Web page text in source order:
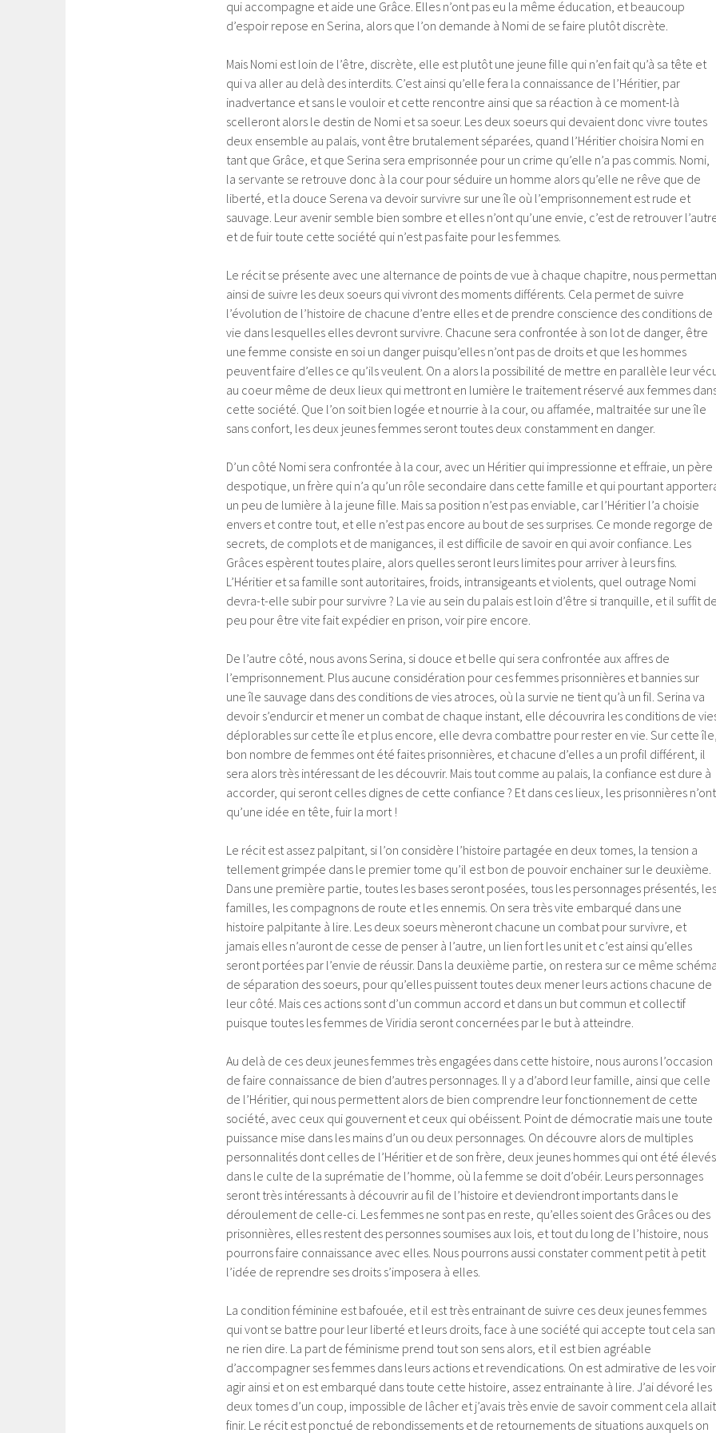
qui accompagne et aide une Grâce. Elles n’ont pas eu la même éducation, et beaucoup
d’espoir repose en Serina, alors que l’on demande à Nomi de se faire plutôt discrète.
Mais Nomi est loin de l’être, discrète, elle est plutôt une jeune fille qui n’en fait qu’à sa tête et
qui va aller au delà des interdits. C’est ainsi qu’elle fera la connaissance de l’Héritier, par
inadvertance et sans le vouloir et cette rencontre ainsi que sa réaction à ce moment-là
scelleront alors le destin de Nomi et sa soeur. Les deux soeurs qui devaient donc vivre toutes
deux ensemble au palais, vont être brutalement séparées, quand l’Héritier choisira Nomi en
tant que Grâce, et que Serina sera emprisonnée pour un crime qu’elle n’a pas commis. Nomi,
la servante se retrouve donc à la cour pour séduire un homme alors qu’elle ne rêve que de
liberté, et la douce Serena va devoir survivre sur une île où l’emprisonnement est rude et
sauvage. Leur avenir semble bien sombre et elles n’ont qu’une envie, c’est de retrouver
et de fuir toute cette société qui n’est pas faite pour les femmes.
Le récit se présente avec une alternance de points de vue à chaque chapitre, nous
ainsi de suivre les deux soeurs qui vivront des moments différents. Cela permet de suivre
l’évolution de l’histoire de chacune d’entre elles et de prendre conscience des conditions de
vie dans lesquelles elles devront survivre. Chacune sera confrontée à son lot de danger, être
une femme consiste en soi un danger puisqu’elles n’ont pas de droits et que les hommes
peuvent faire d’elles ce qu’ils veulent. On a alors la possibilité de mettre en parallèle leur
au coeur même de deux lieux qui mettront en lumière le traitement réservé aux femmes
cette société. Que l’on soit bien logée et nourrie à la cour, ou affamée, maltraitée sur une île
sans confort, les deux jeunes femmes seront toutes deux constamment en danger.
D’un côté Nomi sera confrontée à la cour, avec un Héritier qui impressionne et effraie, un père
despotique, un frère qui n’a qu’un rôle secondaire dans cette famille et qui pourtant
un peu de lumière à la jeune fille. Mais sa position n’est pas enviable, car l’Héritier l’a choisie
envers et contre tout, et elle n’est pas encore au bout de ses surprises. Ce monde regorge de
secrets, de complots et de manigances, il est difficile de savoir en qui avoir confiance. Les
Grâces espèrent toutes plaire, alors quelles seront leurs limites pour arriver à leurs fins.
L’Héritier et sa famille sont autoritaires, froids, intransigeants et violents, quel outrage Nomi
devra-t-elle subir pour survivre ? La vie au sein du palais est loin d’être si tranquille, et il suffit
peu pour être vite fait expédier en prison, voir pire encore.
De l’autre côté, nous avons Serina, si douce et belle qui sera confrontée aux affres de
l’emprisonnement. Plus aucune considération pour ces femmes prisonnières et bannies sur
une île sauvage dans des conditions de vies atroces, où la survie ne tient qu’à un fil. Serina va
devoir s’endurcir et mener un combat de chaque instant, elle découvrira les conditions de
déplorables sur cette île et plus encore, elle devra combattre pour rester en vie. Sur cette
bon nombre de femmes ont été faites prisonnières, et chacune d’elles a un profil différent, il
sera alors très intéressant de les découvrir. Mais tout comme au palais, la confiance est dure à
accorder, qui seront celles dignes de cette confiance ? Et dans ces lieux, les prisonnières n’ont
qu’une idée en tête, fuir la mort !
Le récit est assez palpitant, si l’on considère l’histoire partagée en deux tomes, la tension a
tellement grimpée dans le premier tome qu’il est bon de pouvoir enchainer sur le deuxième.
Dans une première partie, toutes les bases seront posées, tous les personnages présentés, les
familles, les compagnons de route et les ennemis. On sera très vite embarqué dans une
histoire palpitante à lire. Les deux soeurs mèneront chacune un combat pour survivre, et
jamais elles n’auront de cesse de penser à l’autre, un lien fort les unit et c’est ainsi qu’elles
seront portées par l’envie de réussir. Dans la deuxième partie, on restera sur ce même
de séparation des soeurs, pour qu’elles puissent toutes deux mener leurs actions chacune de
leur côté. Mais ces actions sont d’un commun accord et dans un but commun et collectif
puisque toutes les femmes de Viridia seront concernées par le but à atteindre.
Au delà de ces deux jeunes femmes très engagées dans cette histoire, nous aurons l’occasion
de faire connaissance de bien d’autres personnages. Il y a d’abord leur famille, ainsi que celle
de l’Héritier, qui nous permettent alors de bien comprendre leur fonctionnement de cette
société, avec ceux qui gouvernent et ceux qui obéissent. Point de démocratie mais une toute
puissance mise dans les mains d’un ou deux personnages. On découvre alors de multiples
personnalités dont celles de l’Héritier et de son frère, deux jeunes hommes qui ont été élevés
dans le culte de la suprématie de l’homme, où la femme se doit d’obéir. Leurs personnages
seront très intéressants à découvrir au fil de l’histoire et deviendront importants dans le
déroulement de celle-ci. Les femmes ne sont pas en reste, qu’elles soient des Grâces ou des
prisonnières, elles restent des personnes soumises aux lois, et tout du long de l’histoire, nous
pourrons faire connaissance avec elles. Nous pourrons aussi constater comment petit à petit
l’idée de reprendre ses droits s’imposera à elles.
La condition féminine est bafouée, et il est très entrainant de suivre ces deux jeunes femmes
qui vont se battre pour leur liberté et leurs droits, face à une société qui accepte tout cela
ne rien dire. La part de féminisme prend tout son sens alors, et il est bien agréable
d’accompagner ses femmes dans leurs actions et revendications. On est admirative de les voir
agir ainsi et on est embarqué dans toute cette histoire, assez entrainante à lire. J’ai dévoré les
deux tomes d’un coup, impossible de lâcher et j’avais très envie de savoir comment cela allait
finir. Le récit est ponctué de rebondissements et de retournements de situations auxquels on